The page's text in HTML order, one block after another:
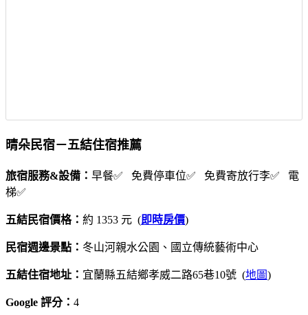
晴朵民宿－五結住宿推薦
旅宿服務&設備： 早餐✅ 免費停車位✅ 免費寄放行李✅ 電
梯✅
五結民宿價格： 約 1353 元 (即時房價)
民宿週邊景點： 冬山河親水公園、國立傳統藝術中心
五結住宿地址： 宜蘭縣五結鄉孝威二路65巷10號 (地圖)
Google 評分： 4